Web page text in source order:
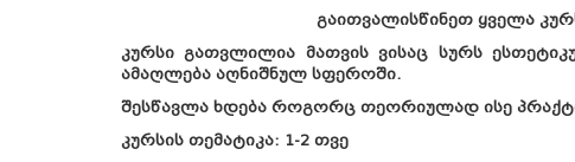
გაითვალისწინეთ ყველა
კურსი გათვლილია მათვის ვისაც სურს
ამაღლება აღნიშნულ სფეროში.
შესწავლა ხდება როგორც თეორიულად ისე
კურსის თემატიკა: 1-2 თვე